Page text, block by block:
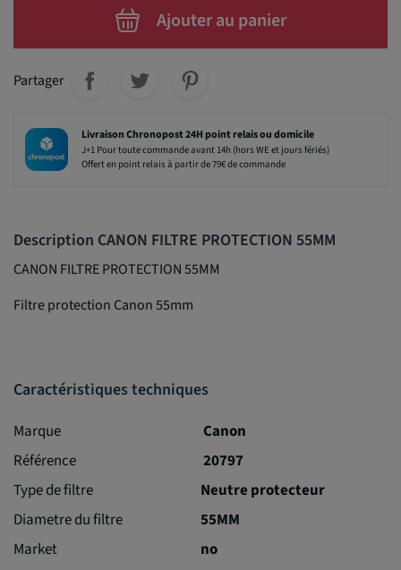
Ajouter au panier
Partager
Livraison Chronopost 24H point relais ou domicile
J+1 Pour toute commande avant 14h (hors WE et jours fériés)
Offert en point relais à partir de 79€ de commande
Description CANON FILTRE PROTECTION 55MM
CANON FILTRE PROTECTION 55MM
Filtre protection Canon 55mm
Caractéristiques techniques
Marque
Canon
Référence
20797
Type de filtre
Neutre protecteur
Diametre du filtre
55MM
Market
no